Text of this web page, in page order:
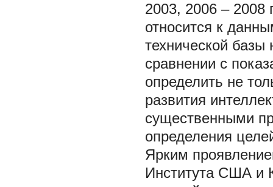
2003, 2006 – 2008
относится к
технической базы
сравнении с
определить не
развития
существенными
определения
Ярким
Института США и